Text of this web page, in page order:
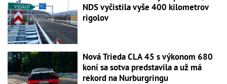
NDS vyčistila vyše 400 kilometrov
rigolov
Nová Trieda CLA 45 s výkonom 680
koní sa sotva predstavila a už má
rekord na Nurburgringu